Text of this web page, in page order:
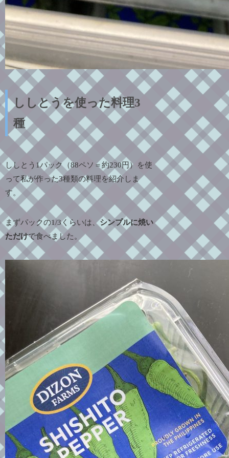
ししとうを使った料理3
種
ししとう1パック（88ペソ＝約230円）を使
って私が作った3種類の料理を紹介しま
す。
まずパックの1/3くらいは、シンプルに焼い
ただけで食べました。